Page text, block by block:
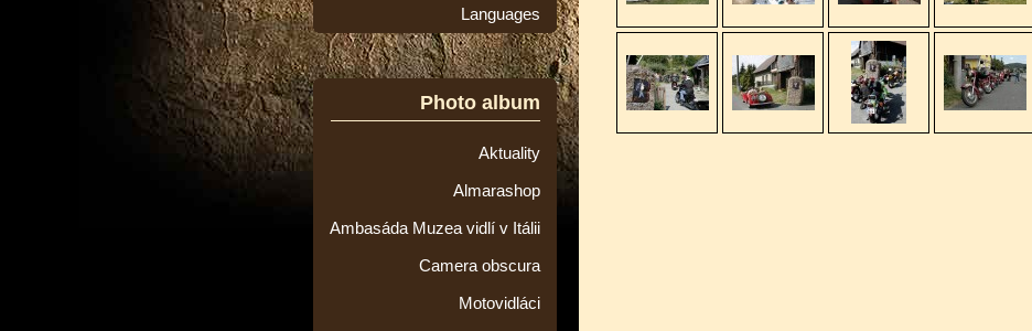
Languages
Photo album
Aktuality
Almarashop
Ambasáda Muzea vidlí v Itálii
Camera obscura
Motovidláci